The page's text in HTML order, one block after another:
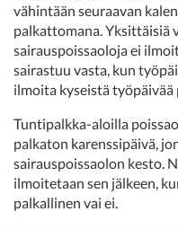
vähintään seuraavan
palkattomana. Yksittäisiä
sairauspoissaoloja ei
sairastuu vasta, kun
ilmoita kyseistä työpäivää
Tuntipalkka-aloilla
palkaton karenssipäivä,
sairauspoissaolon kesto.
ilmoitetaan sen jälkeen,
palkallinen vai ei.